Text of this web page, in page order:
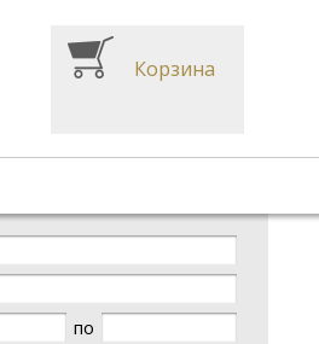
Корзина
по